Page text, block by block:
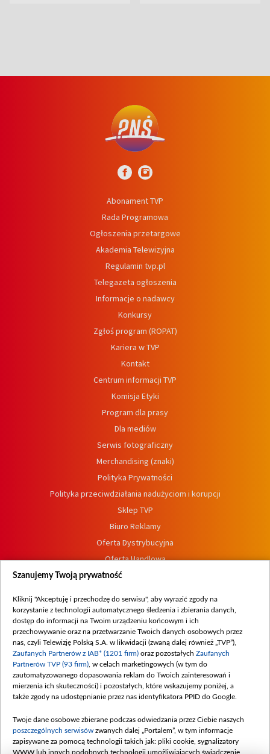
Abonament TVP
Rada Programowa
Ogłoszenia przetargowe
Akademia Telewizyjna
Regulamin tvp.pl
Telegazeta ogłoszenia
Informacje o nadawcy
Konkursy
Zgłoś program (ROPAT)
Kariera w TVP
Kontakt
Centrum informacji TVP
Komisja Etyki
Program dla prasy
Dla mediów
Serwis fotograficzny
Merchandising (znaki)
Polityka Prywatności
Polityka przeciwdziałania nadużyciom i korupcji
Sklep TVP
Biuro Reklamy
Oferta Dystrybucyjna
Oferta Handlowa
Dostępność
Procedura zgłoszeń wewnętrznych
Szanujemy Twoją prywatność
Kliknij "Akceptuję i przechodzę do serwisu", aby wyrazić zgody na
korzystanie z technologii automatycznego śledzenia i zbierania danych,
dostęp do informacji na Twoim urządzeniu końcowym i ich
przechowywanie oraz na przetwarzanie Twoich danych osobowych przez
nas, czyli Telewizję Polską S.A. w likwidacji (zwaną dalej również „TVP”),
Zaufanych Partnerów z IAB* (1201 firm) oraz pozostałych Zaufanych
Partnerów TVP (93 firm) , w celach marketingowych (w tym do
zautomatyzowanego dopasowania reklam do Twoich zainteresowań i
mierzenia ich skuteczności) i pozostałych, które wskazujemy poniżej, a
także zgody na udostępnianie przez nas identyfikatora PPID do Google.
Twoje dane osobowe zbierane podczas odwiedzania przez Ciebie naszych
poszczególnych serwisów zwanych dalej „Portalem”, w tym informacje
zapisywane za pomocą technologii takich jak: pliki cookie, sygnalizatory
WWW lub innych podobnych technologii umożliwiających świadczenie